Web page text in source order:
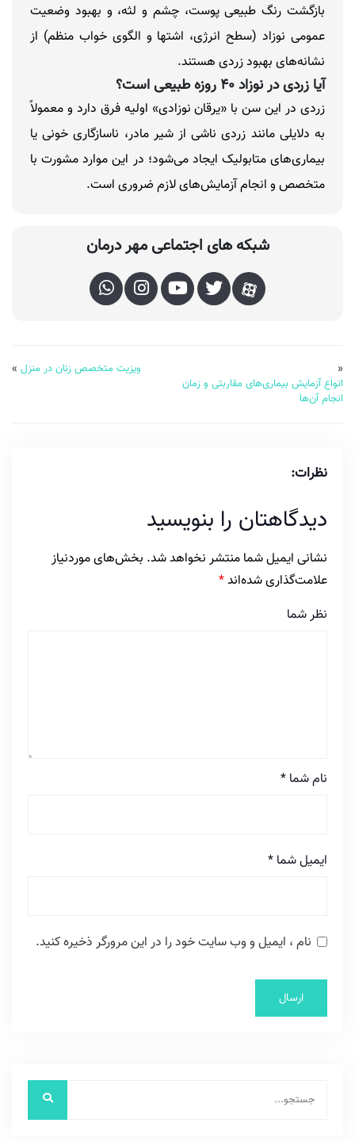
بازگشت رنگ طبیعی پوست، چشم و لثه، و بهبود وضعیت
عمومی نوزاد (سطح انرژی، اشتها و الگوی خواب منظم) از
نشانه‌های بهبود زردی هستند.
آیا زردی در نوزاد ۴۰ روزه طبیعی است؟
زردی در این سن با «یرقان نوزادی» اولیه فرق دارد و معمولاً
به دلایلی مانند زردی ناشی از شیر مادر، ناسازگاری خونی یا
بیماری‌های متابولیک ایجاد می‌شود؛ در این موارد مشورت با
متخصص و انجام آزمایش‌های لازم ضروری است.
شبکه های اجتماعی مهر درمان
«
انواع آزمایش بیماری‌‌‌های مقاربتی و زمان
انجام آن‌ها
ویزیت متخصص زنان در منزل »
نظرات:
دیدگاهتان را بنویسید
نشانی ایمیل شما منتشر نخواهد شد. بخش‌های موردنیاز
علامت‌گذاری شده‌اند*
نظر شما
نام شما *
ایمیل شما *
نام ، ایمیل و وب سایت خود را در این مرورگر ذخیره کنید.